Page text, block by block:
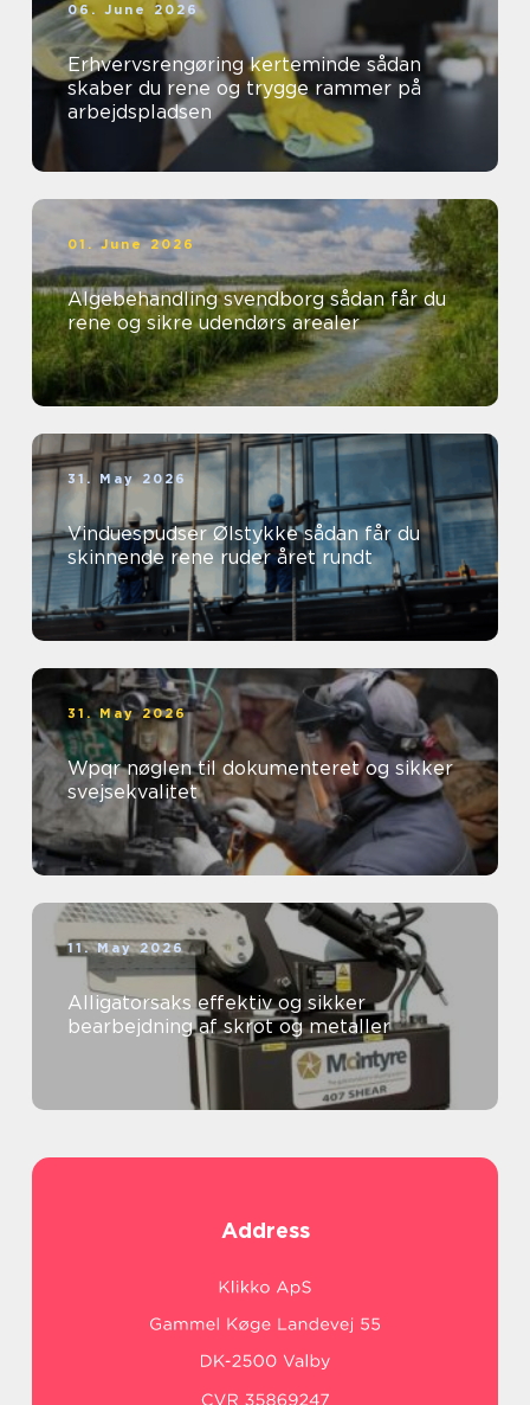
06. June 2026
Erhvervsrengøring kerteminde sådan
skaber du rene og trygge rammer på
arbejdspladsen
01. June 2026
Algebehandling svendborg sådan får du
rene og sikre udendørs arealer
31. May 2026
Vinduespudser Ølstykke sådan får du
skinnende rene ruder året rundt
31. May 2026
Wpqr nøglen til dokumenteret og sikker
svejsekvalitet
11. May 2026
Alligatorsaks effektiv og sikker
bearbejdning af skrot og metaller
Address